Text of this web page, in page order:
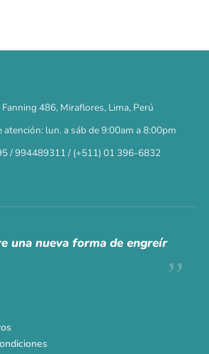
DÍAS HORAS MIN SEG
✕
fuimosraros.
Fanning 486, Miraflores, Lima, Perú
atención: lun. a sáb de 9:00am a 8:00pm
/ 994489311 / (+511) 01 396-6832
una nueva forma de engreír